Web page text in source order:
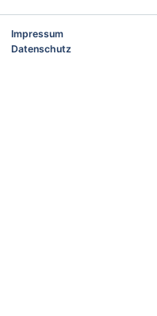
Impressum
Datenschutz